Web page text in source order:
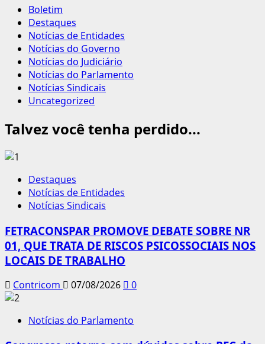
Boletim
Destaques
Notícias de Entidades
Notícias do Governo
Notícias do Judiciário
Notícias do Parlamento
Notícias Sindicais
Uncategorized
Talvez você tenha perdido...
Destaques
Notícias de Entidades
Notícias Sindicais
FETRACONSPAR PROMOVE DEBATE SOBRE NR
01, QUE TRATA DE RISCOS PSICOSSOCIAIS NOS
LOCAIS DE TRABALHO
Contricom 07/08/2026 0
Notícias do Parlamento